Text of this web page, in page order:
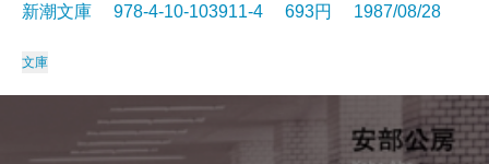
新潮文庫 978-4-10-103911-4 693円 1987/08/28
文庫